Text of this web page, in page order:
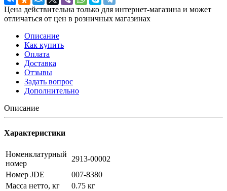
Цена действительна только для интернет-магазина и может
отличаться от цен в розничных магазинах
Описание
Как купить
Оплата
Доставка
Отзывы
Задать вопрос
Дополнительно
Описание
Характеристики
Номенклатурный
номер
2913-00002
Номер JDE
007-8380
Масса нетто, кг
0.75 кг